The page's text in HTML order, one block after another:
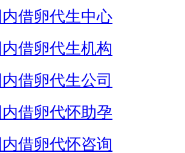
内借卵代生中心
内借卵代生机构
内借卵代生公司
内借卵代怀助孕
内借卵代怀咨询